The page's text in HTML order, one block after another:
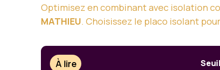
Optimisez en combinant avec isolation
MATHIEU. Choisissez le placo isolant
À lire